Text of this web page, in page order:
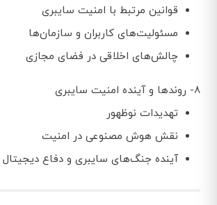
قوانین مرتبط با امنیت سایبری
مسئولیت‌های کاربران و سازمان‌ها
چالش‌های اخلاقی در فضای مجازی
8- روندها و آینده امنیت سایبری
تهدیدات نوظهور
نقش هوش مصنوعی در امنیت
آینده جنگ‌های سایبری و دفاع دیجیتال